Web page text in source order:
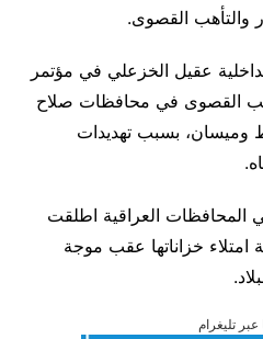
والتأهب القصوى.
عقيل الخزعلي في مؤتمر
القصوى في محافظات صلاح
وميسان، بسبب تهديدات
المحافظات العراقية اطلقت
امتلاء خزاناتها عقب موجة
عبر تليغرام